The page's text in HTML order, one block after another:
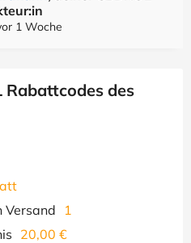
1 Woche
Rabattcodes des
Versand
1
20,00 €